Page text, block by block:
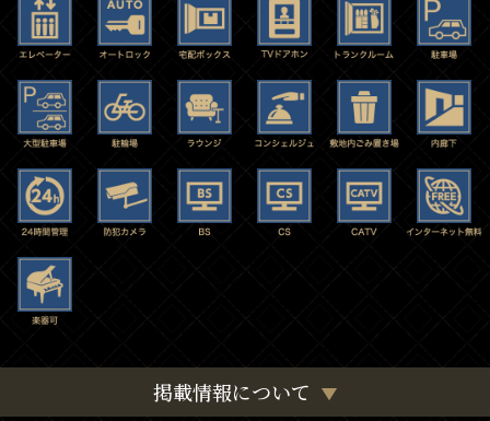
掲載情報について